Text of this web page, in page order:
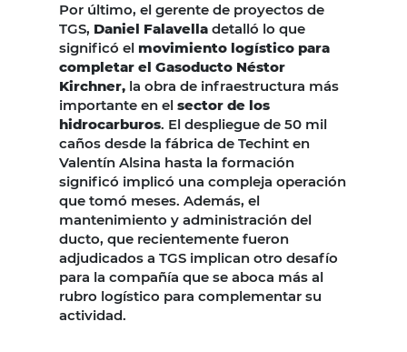
Por último, el gerente de proyectos de
TGS, Daniel Falavella detalló lo que
significó el movimiento logístico para
completar el Gasoducto Néstor
Kirchner, la obra de infraestructura más
importante en el sector de los
hidrocarburos. El despliegue de 50 mil
caños desde la fábrica de Techint en
Valentín Alsina hasta la formación
significó implicó una compleja operación
que tomó meses. Además, el
mantenimiento y administración del
ducto, que recientemente fueron
adjudicados a TGS implican otro desafío
para la compañía que se aboca más al
rubro logístico para complementar su
actividad.